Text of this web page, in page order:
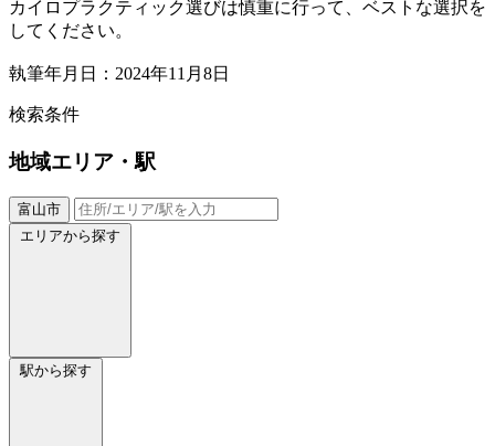
カイロプラクティック選びは慎重に行って、ベストな選択を
してください。
執筆年月日：2024年11月8日
検索条件
地域エリア・駅
富山市
エリアから探す
駅から探す